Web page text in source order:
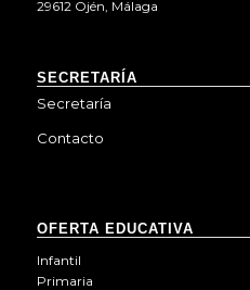
29612 Ojén, Málaga
SECRETARÍA
Secretaría
Contacto
OFERTA EDUCATIVA
Infantil
Primaria